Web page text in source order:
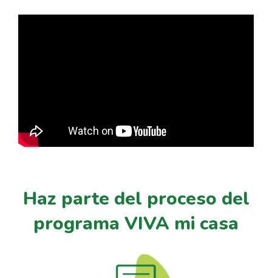
Haz parte del proceso del
programa VIVA mi casa